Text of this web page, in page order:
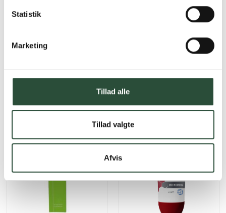
Statistik
Marketing
Tillad alle
Tillad valgte
Afvis
200 ml creme & lotion 450 ml Creme
Kun online
DKK